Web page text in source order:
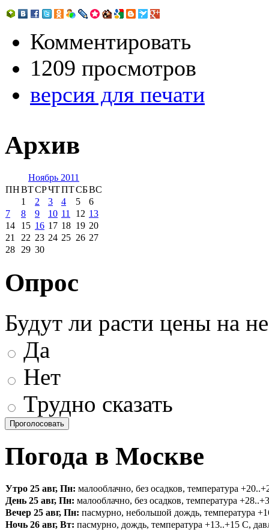
Комментировать
1209 просмотров
версия для печати
Архив
Ноябрь 2011
ПНВТСРЧТПТСБВС
1
2 3 4 5
6
7
8 9 10 11 12 13
14
15 16 17 18 19 20
21
22 23 24 25 26 27
28
29 30
Опрос
Будут ли расти цены на
Да
Нет
Трудно сказать
Погода в Москве
Утро 25 авг, Пн: малооблачно, без осадков, температура
День 25 авг, Пн: малооблачно, без осадков, температура
Вечер 25 авг, Пн: пасмурно, небольшой дождь, температура
Ночь 26 авг, Вт: пасмурно, дождь, температура +13..+15 С,